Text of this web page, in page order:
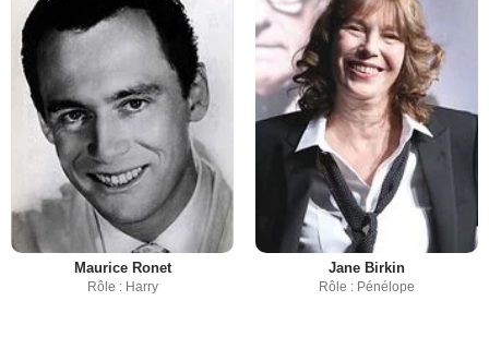
Maurice Ronet
Rôle : Harry
Jane Birkin
Rôle : Pénélope